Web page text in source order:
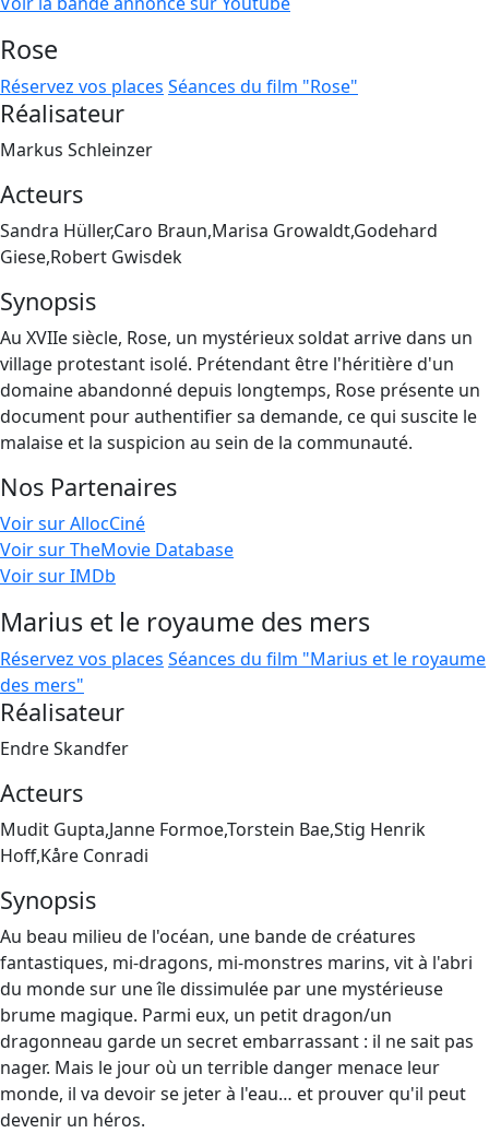
Rose
Réservez vos places Séances du film "Rose"
Réalisateur
Markus Schleinzer
Acteurs
Sandra Hüller,Caro Braun,Marisa Growaldt,Godehard
Giese,Robert Gwisdek
Synopsis
Au XVIIe siècle, Rose, un mystérieux soldat arrive dans un
village protestant isolé. Prétendant être l'héritière d'un
domaine abandonné depuis longtemps, Rose présente un
document pour authentifier sa demande, ce qui suscite le
malaise et la suspicion au sein de la communauté.
Nos Partenaires
Voir sur AllocCiné
Voir sur TheMovie Database
Voir sur IMDb
Marius et le royaume des mers
Réservez vos places Séances du film "Marius et le royaume
des mers"
Réalisateur
Endre Skandfer
Acteurs
Mudit Gupta,Janne Formoe,Torstein Bae,Stig Henrik
Hoff,Kåre Conradi
Synopsis
Au beau milieu de l'océan, une bande de créatures
fantastiques, mi-dragons, mi-monstres marins, vit à l'abri
du monde sur une île dissimulée par une mystérieuse
brume magique. Parmi eux, un petit dragon/un
dragonneau garde un secret embarrassant : il ne sait pas
nager. Mais le jour où un terrible danger menace leur
monde, il va devoir se jeter à l'eau… et prouver qu'il peut
devenir un héros.